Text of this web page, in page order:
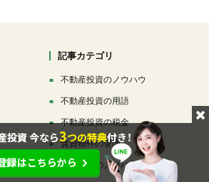
記事カテゴリ
不動産投資のノウハウ
不動産投資の用語
不動産投資の税金
賃貸物件の管理
資産運用のノウハウ